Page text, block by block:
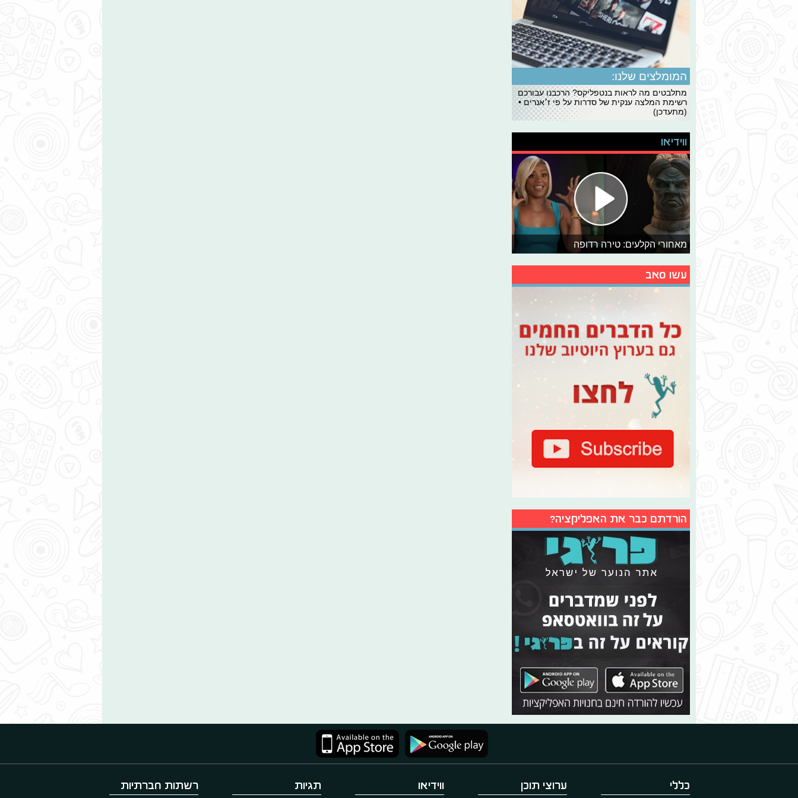
המומלצים שלנו:
מתלבטים מה לראות בנטפליקס? הרכבנו עבורכם
רשימת המלצה ענקית של סדרות על פי ז׳אנרים •
(מתעדכן)
ווידיאו
מאחורי הקלעים: טירה רדופה
עשו סאב
הורדתם כבר את האפליקציה?
כללי ערוצי תוכן ווידיאו תגיות רשתות חברתיות